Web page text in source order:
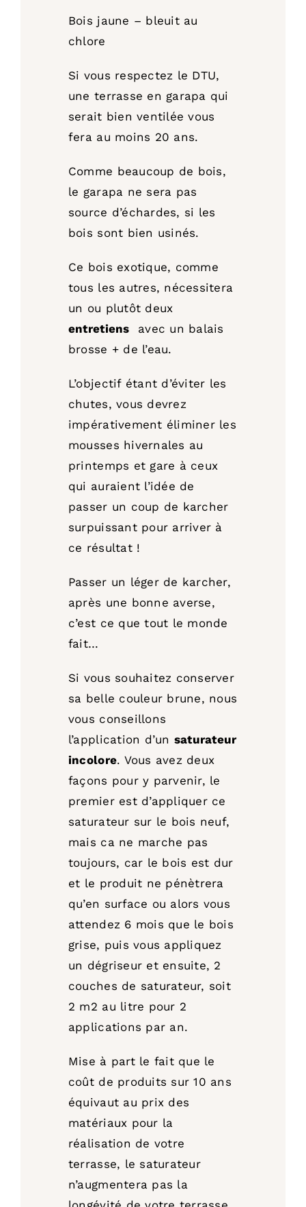
Bois jaune – bleuit au
chlore
Si vous respectez le DTU,
une terrasse en garapa qui
serait bien ventilée vous
fera au moins 20 ans.
Comme beaucoup de bois,
le garapa ne sera pas
source d’échardes, si les
bois sont bien usinés.
Ce bois exotique, comme
tous les autres, nécessitera
un ou plutôt deux
entretiens avec un balais
brosse + de l’eau.
L’objectif étant d’éviter les
chutes, vous devrez
impérativement éliminer les
mousses hivernales au
printemps et gare à ceux
qui auraient l’idée de
passer un coup de karcher
surpuissant pour arriver à
ce résultat !
Passer un léger de karcher,
après une bonne averse,
c’est ce que tout le monde
fait…
Si vous souhaitez conserver
sa belle couleur brune, nous
vous conseillons
l’application d’un saturateur
incolore. Vous avez deux
façons pour y parvenir, le
premier est d’appliquer ce
saturateur sur le bois neuf,
mais ca ne marche pas
toujours, car le bois est dur
et le produit ne pénètrera
qu’en surface ou alors vous
attendez 6 mois que le bois
grise, puis vous appliquez
un dégriseur et ensuite, 2
couches de saturateur, soit
2 m2 au litre pour 2
applications par an.
Mise à part le fait que le
coût de produits sur 10 ans
équivaut au prix des
matériaux pour la
réalisation de votre
terrasse, le saturateur
n’augmentera pas la